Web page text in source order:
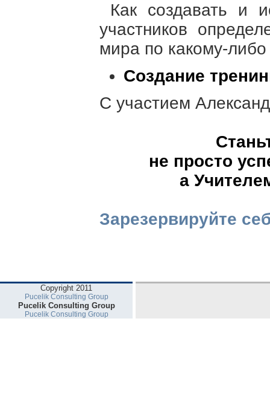
Как создавать и
участников
мира по какому-либо
Создание
С участием
не просто
а
Зарезервируйте
Copyright 2011
Pucelik Consulting Group
Pucelik Consulting Group
Pucelik Consulting Group